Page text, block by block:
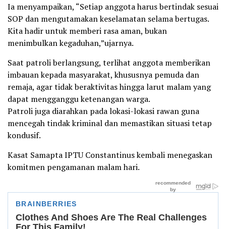
Ia menyampaikan, “Setiap anggota harus bertindak sesuai
SOP dan mengutamakan keselamatan selama bertugas.
Kita hadir untuk memberi rasa aman, bukan
menimbulkan kegaduhan,”ujarnya.
Saat patroli berlangsung, terlihat anggota memberikan
imbauan kepada masyarakat, khususnya pemuda dan
remaja, agar tidak beraktivitas hingga larut malam yang
dapat mengganggu ketenangan warga.
Patroli juga diarahkan pada lokasi-lokasi rawan guna
mencegah tindak kriminal dan memastikan situasi tetap
kondusif.
Kasat Samapta IPTU Constantinus kembali menegaskan
komitmen pengamanan malam hari.